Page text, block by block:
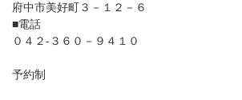
府中市美好町３－１２－６
■電話
０４２-３６０－９４１０
予約制